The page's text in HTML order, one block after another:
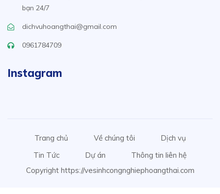
bạn 24/7
dichvuhoangthai@gmail.com
0961784709
Instagram
Trang chủ Về chúng tôi
Dịch vụ
Tin Tức
Dự án
Thông tin liên hệ
Copyright https://vesinhcongnghiephoangthai.com